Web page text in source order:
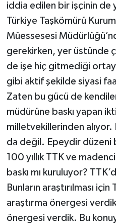
iddia edilen bir işçinin de
Türkiye Taşkömürü
Müessesesi
gerekirken, yer üstünde
de işe hiç gitmediği
gibi aktif şekilde siyasi
Zaten bu gücü de
müdürüne baskı yapan
milletvekillerinden
da değil. Epeydir düzeni
100 yıllık TTK ve
baskı mı kuruluyor?
Bunların araştırılması
araştırma önergesi
önergesi verdik. Bu